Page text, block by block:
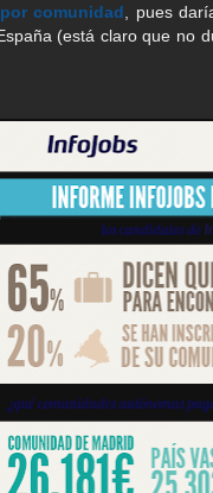
comunidad , pues
(está claro que no